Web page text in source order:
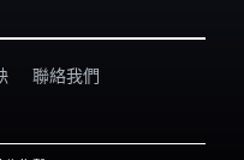
聯絡我們